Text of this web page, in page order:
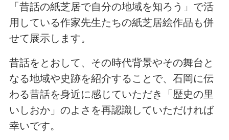
「昔話の紙芝居で自分の地域を知ろう」で活
用している作家先生たちの紙芝居絵作品も併
せて展示します。
昔話をとおして、その時代背景やその舞台と
なる地域や史跡を紹介することで、石岡に伝
わる昔話を身近に感じていただき「歴史の里
いしおか」のよさを再認識していただければ
幸いです。